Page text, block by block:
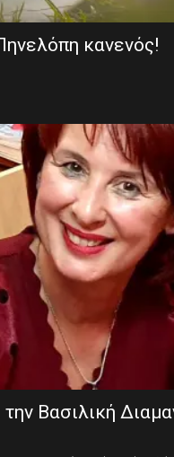
κανενός!
Βασιλική